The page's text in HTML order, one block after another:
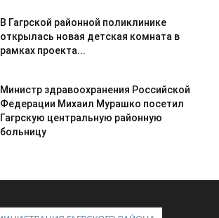
В Гагрской районной поликлинике
открылась новая детская комната в
рамках проекта...
Министр здравоохранения Российской
Федерации Михаил Мурашко посетил
Гагрскую центральную районную
больницу